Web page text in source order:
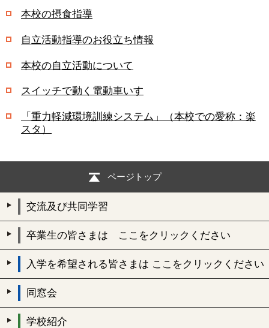
本校の摂食指導
自立活動指導のお役立ち情報
本校の自立活動について
スイッチで動く電動車いす
「重力軽減環境訓練システム」（本校での愛称：楽
スタ）
ページトップ
交流及び共同学習
卒業生の皆さまは ここをクリックください
入学を希望される皆さまは ここをクリックください
同窓会
学校紹介